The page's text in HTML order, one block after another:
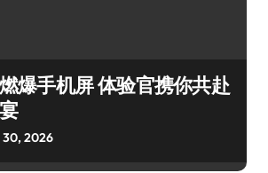
爆手机屏 体验官携你共赴
30, 2026